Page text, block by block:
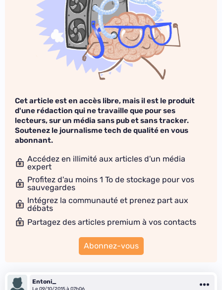
Cet article est en accès libre, mais il est le produit
d'une rédaction qui ne travaille que pour ses
lecteurs, sur un média sans pub et sans tracker.
Soutenez le journalisme tech de qualité en vous
abonnant.
Accédez en illimité aux articles d'un média
expert
Profitez d'au moins 1 To de stockage pour vos
sauvegardes
Intégrez la communauté et prenez part aux
débats
Partagez des articles premium à vos contacts
Abonnez-vous
Entoni_